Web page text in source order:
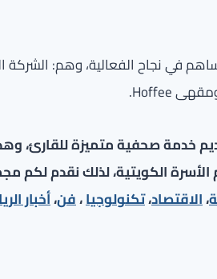
صحفية متميزة للقارئ،
الكويتية، لذلك نقدم لكم
،الاقتصاد،تكنولوجيا،فن،أخبار